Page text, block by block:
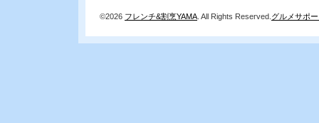
©2026 フレンチ&割烹YAMA . All Rights Reserved. グルメサポ